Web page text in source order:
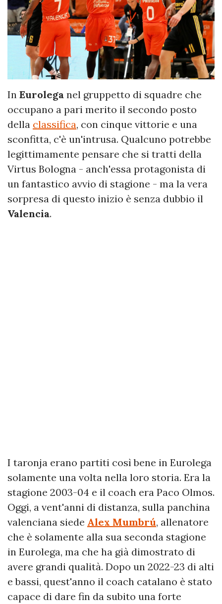
In Eurolega nel gruppetto di squadre che
occupano a pari merito il secondo posto
della classifica, con cinque vittorie e una
sconfitta, c'è un'intrusa. Qualcuno potrebbe
legittimamente pensare che si tratti della
Virtus Bologna - anch'essa protagonista di
un fantastico avvio di stagione - ma la vera
sorpresa di questo inizio è senza dubbio il
Valencia.
I taronja erano partiti così bene in Eurolega
solamente una volta nella loro storia. Era la
stagione 2003-04 e il coach era Paco Olmos.
Oggi, a vent'anni di distanza, sulla panchina
valenciana siede Alex Mumbrú, allenatore
che è solamente alla sua seconda stagione
in Eurolega, ma che ha già dimostrato di
avere grandi qualità. Dopo un 2022-23 di alti
e bassi, quest'anno il coach catalano è stato
capace di dare fin da subito una forte